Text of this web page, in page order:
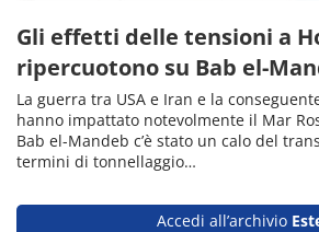
Gli effetti delle tensioni a
ripercuotono su Bab el-
La guerra tra USA e Iran e la
hanno impattato notevolmente il Mar
Bab el-Mandeb c’è stato un calo del
termini di tonnellaggio…
Accedi all’archivio